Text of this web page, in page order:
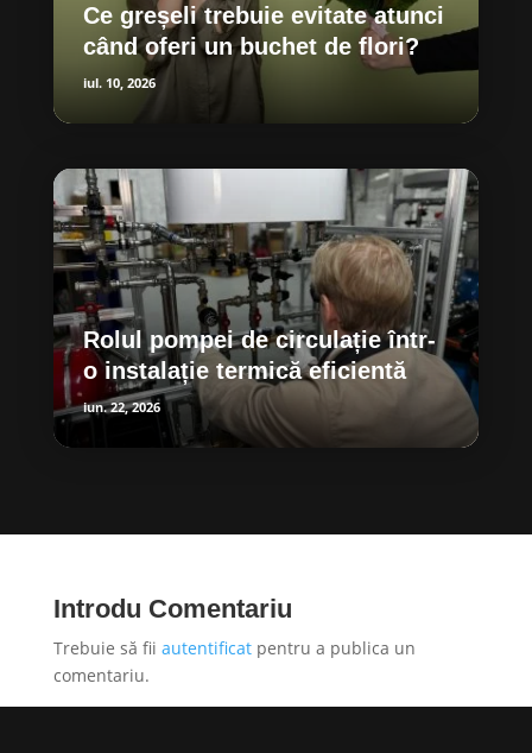
Ce greșeli trebuie evitate atunci
când oferi un buchet de flori?
iul. 10, 2026
Rolul pompei de circulație într-
o instalație termică eficientă
iun. 22, 2026
Introdu Comentariu
Trebuie să fii autentificatpentru a publica un
comentariu.